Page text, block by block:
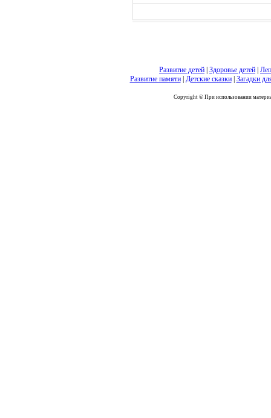
Развитие детей Здоровье детей
Развитие памяти| Детские сказки| Загадки
Copyright © При использовании